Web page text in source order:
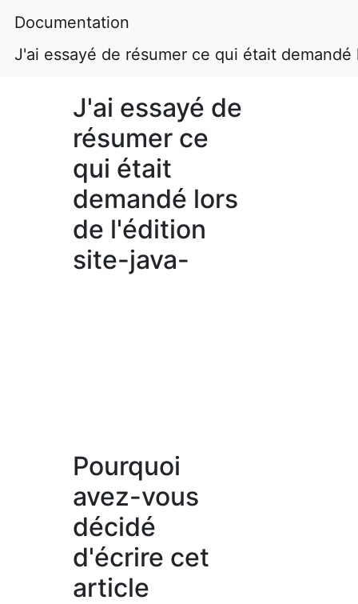
Documentation
J'ai essayé de résumer ce qui était
J'ai essayé de
résumer ce
qui était
demandé lors
de l'édition
site-java-
Pourquoi
avez-vous
décidé
d'écrire cet
article